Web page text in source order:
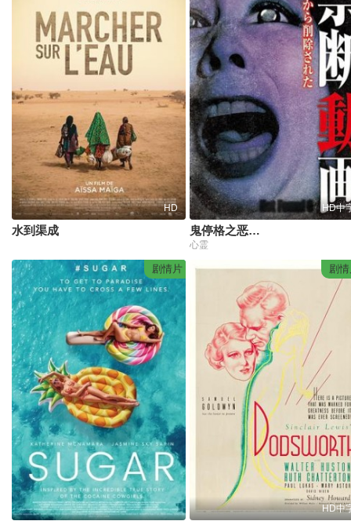
HD
水到渠成
HD中
鬼停格之恶灵横行
心霊
剧情片 剧
HD中